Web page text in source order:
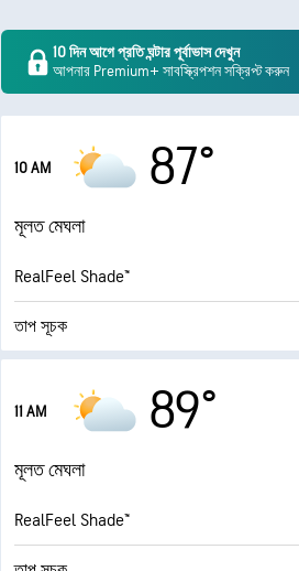
10 দিন আগে প্রতি ঘন্টার পূর্বাভাস দেখুন
আপনার Premium+ সাবস্ক্রিপশন সক্রিপ্ট করুন
10 AM 87°
মূলত মেঘলা
RealFeel Shade™
তাপ সূচক
দমকা বাতাস
আর্দ্রতা
ডিউ পয়েন্ট
11 AM 89°
মূলত মেঘলা
RealFeel Shade™